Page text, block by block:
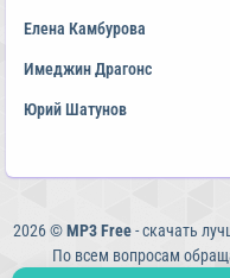
Елена Камбурова
Имеджин Драгонс
Юрий Шатунов
2026 ©MP3 Free- скачать
По всем вопросам